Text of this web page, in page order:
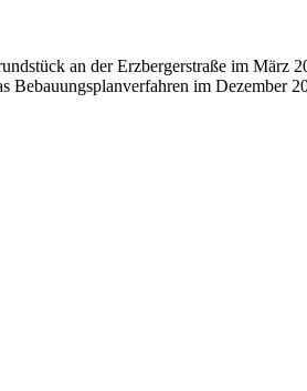
an der Erzbergerstraße im
im Dezember